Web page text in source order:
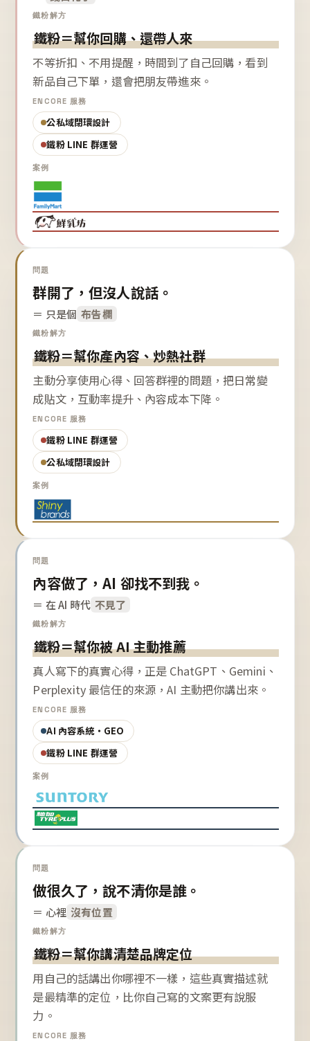
鐵粉解方
鐵粉＝幫你回購、還帶人來
不等折扣、不用提醒，時間到了自己回購，看到
新品自己下單，還會把朋友帶進來。
ENCORE 服務
公私域閉環設計
鐵粉 LINE 群運營
案例
問題
群開了，但沒人說話。
＝ 只是個 布告欄
鐵粉解方
鐵粉＝幫你產內容、炒熱社群
主動分享使用心得、回答群裡的問題，把日常變
成貼文，互動率提升、內容成本下降。
ENCORE 服務
鐵粉 LINE 群運營
公私域閉環設計
案例
問題
內容做了，AI 卻找不到我。
＝ 在 AI 時代 不見了
鐵粉解方
鐵粉＝幫你被 AI 主動推薦
真人寫下的真實心得，正是 ChatGPT、Gemini、
Perplexity 最信任的來源，AI 主動把你講出來。
ENCORE 服務
AI 內容系統・GEO
鐵粉 LINE 群運營
案例
問題
做很久了，說不清你是誰。
＝ 心裡 沒有位置
鐵粉解方
鐵粉＝幫你講清楚品牌定位
用自己的話講出你哪裡不一樣，這些真實描述就
是最精準的定位，比你自己寫的文案更有說服
力。
ENCORE 服務